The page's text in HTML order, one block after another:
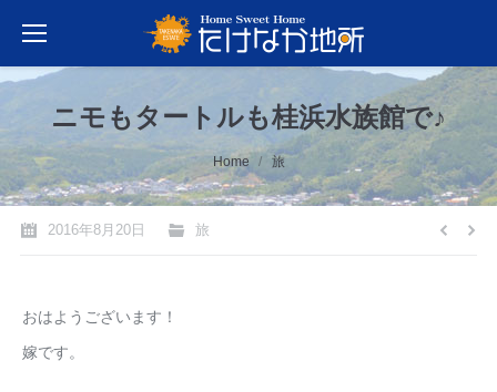
ニモもタートルも桂浜水族館で♪
You are here: Home 旅
2016年8月20日 旅
おはようございます！
嫁です。